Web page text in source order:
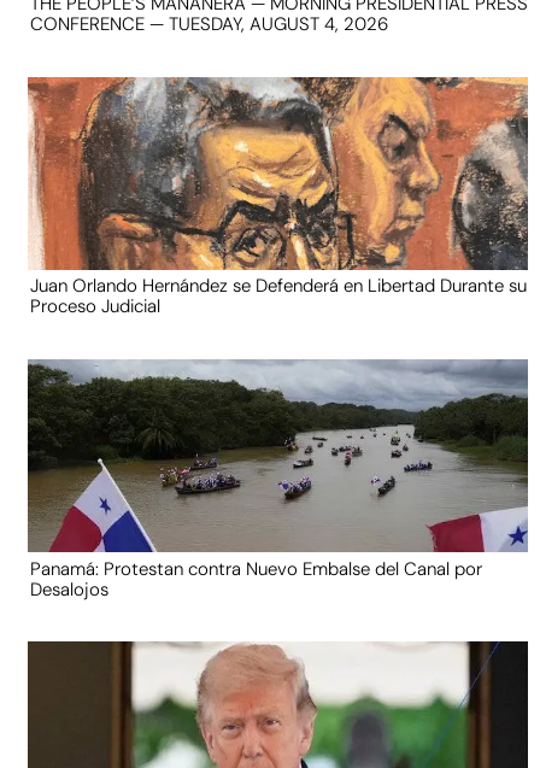
CONFERENCE — TUESDAY, AUGUST 4, 2026
Juan Orlando Hernández se Defenderá en Libertad Durante su
Proceso Judicial
Panamá: Protestan contra Nuevo Embalse del Canal por
Desalojos